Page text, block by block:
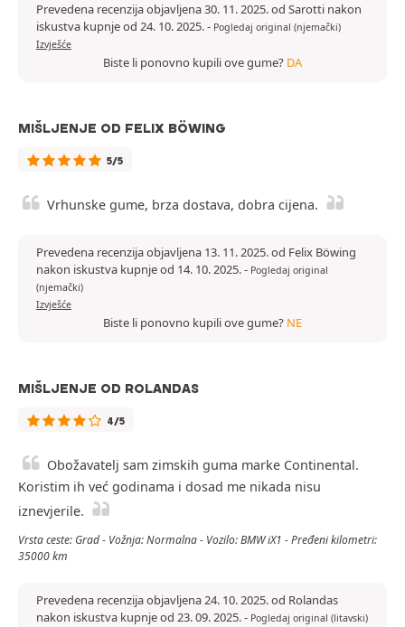
Prevedena recenzija objavljena 30. 11. 2025. od Sarotti nakon
iskustva kupnje od 24. 10. 2025.- Pogledaj original (njemački)
Izvješće
Biste li ponovno kupili ove gume? DA
MIŠLJENJE OD FELIX BÖWING
5/5
Vrhunske gume, brza dostava, dobra cijena.
Prevedena recenzija objavljena 13. 11. 2025. od Felix Böwing
nakon iskustva kupnje od 14. 10. 2025.- Pogledaj original
(njemački)
Izvješće
Biste li ponovno kupili ove gume? NE
MIŠLJENJE OD ROLANDAS
4/5
Obožavatelj sam zimskih guma marke Continental.
Koristim ih već godinama i dosad me nikada nisu
iznevjerile.
Vrsta ceste: Grad - Vožnja: Normalna - Vozilo: BMW iX1 - Pređeni kilometri:
35000 km
Prevedena recenzija objavljena 24. 10. 2025. od Rolandas
nakon iskustva kupnje od 23. 09. 2025.- Pogledaj original (litavski)